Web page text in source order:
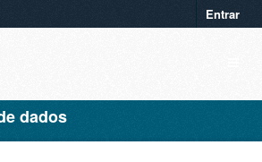
Entrar
dados